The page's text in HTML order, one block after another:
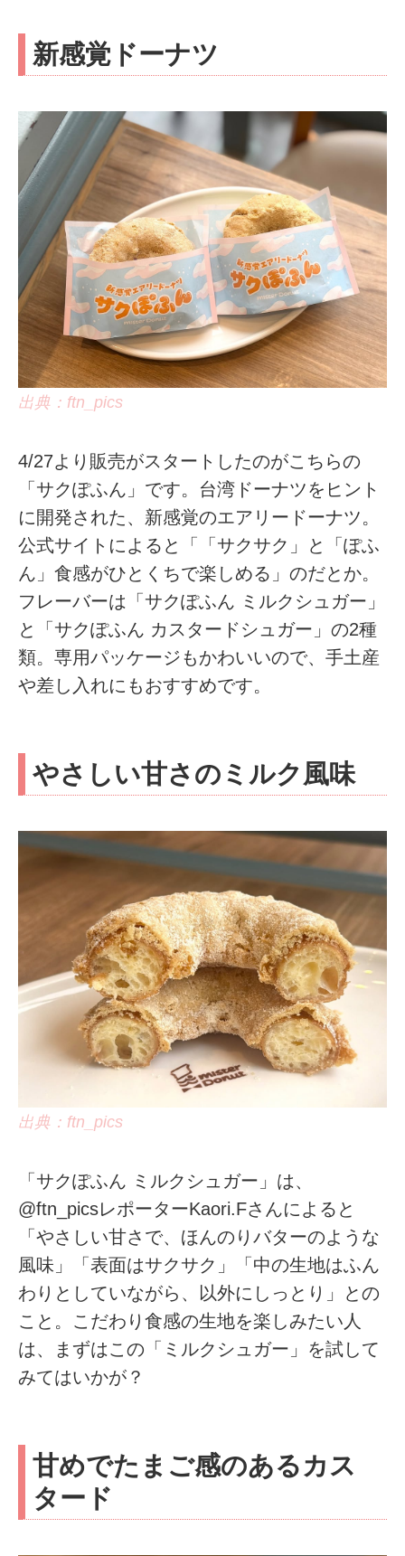
新感覚ドーナツ
出典：ftn_pics
4/27より販売がスタートしたのがこちらの
「サクぽふん」です。台湾ドーナツをヒント
に開発された、新感覚のエアリードーナツ。
公式サイトによると「「サクサク」と「ぽふ
ん」食感がひとくちで楽しめる」のだとか。
フレーバーは「サクぽふん ミルクシュガー」
と「サクぽふん カスタードシュガー」の2種
類。専用パッケージもかわいいので、手土産
や差し入れにもおすすめです。
やさしい甘さのミルク風味
出典：ftn_pics
「サクぽふん ミルクシュガー」は、
@ftn_picsレポーターKaori.Fさんによると
「やさしい甘さで、ほんのりバターのような
風味」「表面はサクサク」「中の生地はふん
わりとしていながら、以外にしっとり」との
こと。こだわり食感の生地を楽しみたい人
は、まずはこの「ミルクシュガー」を試して
みてはいかが？
甘めでたまご感のあるカス
タード